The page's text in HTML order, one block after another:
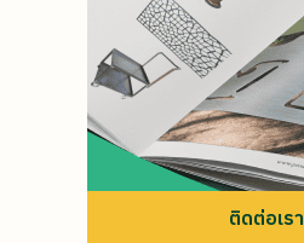
ติดต่อเรา